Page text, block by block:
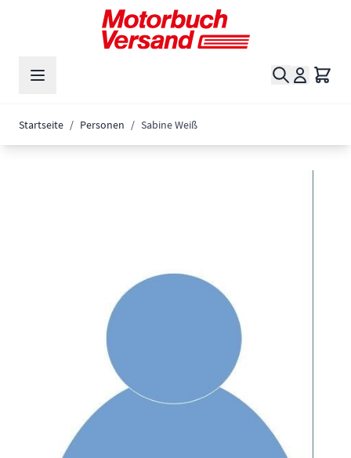
Zum Inhalt springen
Suche
Startseite / Personen / Sabine Weiß